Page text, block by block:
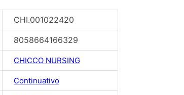
CHI.001022420
8058664166329
CHICCO NURSING
Continuativo